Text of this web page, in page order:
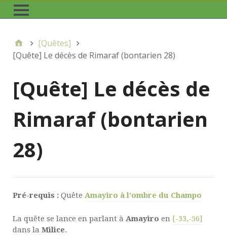
[Quêtes]
[Quête] Le décès de Rimaraf (bontarien 28)
[Quête] Le décès de
Rimaraf (bontarien
28)
Pré-requis : Quête Amayiro à l’ombre du Champo
La quête se lance en parlant à Amayiro en [-33,-56]
dans la Milice.